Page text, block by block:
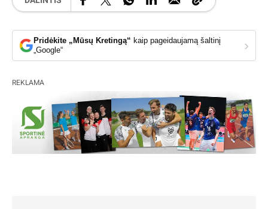
Pridėkite „Mūsų Kretingą“ kaip pageidaujamą šaltinį
„Google“
›
REKLAMA